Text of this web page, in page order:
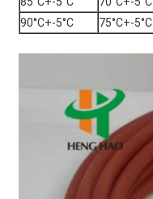
90°C+-5°C
75°C+-5°C